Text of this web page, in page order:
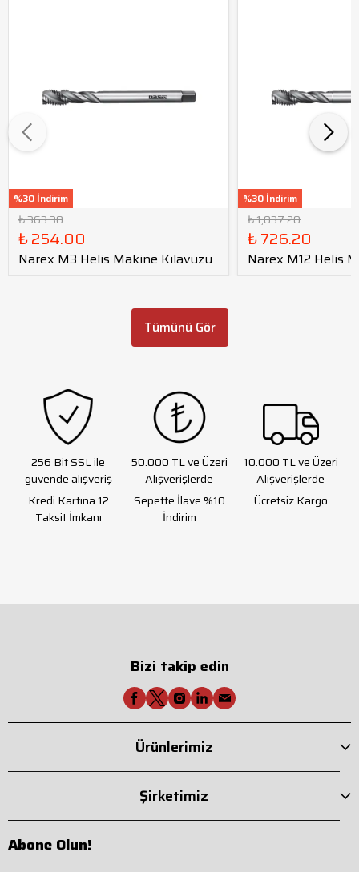
%30 İndirim
₺ 363.30
₺ 254.00
Narex M3 Helis Makine Kılavuzu
%30 İndirim
₺ 1,037.20
₺ 726.20
Narex M12 Helis
Tümünü Gör
256 Bit SSL ile
güvende alışveriş
Kredi Kartına 12
Taksit İmkanı
50.000 TL ve Üzeri
Alışverişlerde
Sepette İlave %10
İndirim
10.000 TL ve Üzeri
Alışverişlerde
Ücretsiz Kargo
Bizi takip edin
Ürünlerimiz
Şirketimiz
Abone Olun!